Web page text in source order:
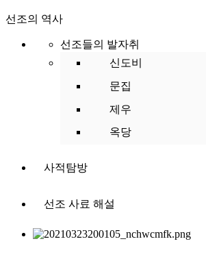
선조의 역사
선조들의 발자취
신도비
문집
제우
옥당
사적탐방
선조 사료 해설